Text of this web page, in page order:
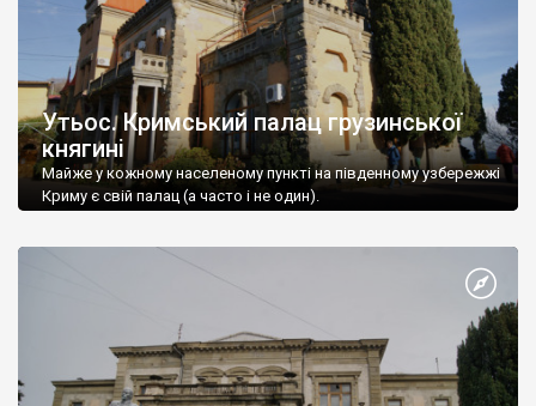
Утьос. Кримський палац грузинської
княгині
Майже у кожному населеному пункті на південному узбережжі
Криму є свій палац (а часто і не один).